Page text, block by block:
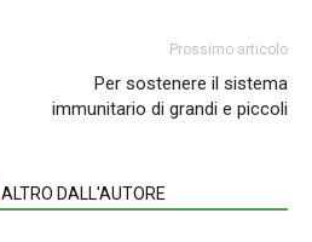
Prossimo articolo
Per sostenere il sistema
immunitario di grandi e piccoli
ALTRO DALL'AUTORE